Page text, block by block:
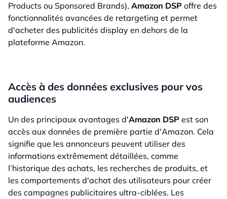
Products ou Sponsored Brands), Amazon DSP offre des
fonctionnalités avancées de retargeting et permet
d'acheter des publicités display en dehors de la
plateforme Amazon.
Accès à des données exclusives pour vos
audiences
Un des principaux avantages d'Amazon DSP est son
accès aux données de première partie d'Amazon. Cela
signifie que les annonceurs peuvent utiliser des
informations extrêmement détaillées, comme
l’historique des achats, les recherches de produits, et
les comportements d'achat des utilisateurs pour créer
des campagnes publicitaires ultra-ciblées. Les